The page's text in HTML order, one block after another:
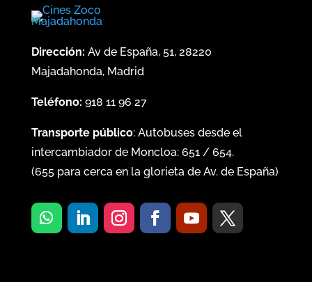
Dirección: Av de España, 51, 28220
Majadahonda, Madrid
Teléfono: 918 11 96 27
Transporte público: Autobuses desde el
intercambiador de Moncloa: 651/ 654.
(655para cerca en la glorieta de Av. de España)